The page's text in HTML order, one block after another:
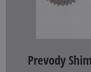
Prevody